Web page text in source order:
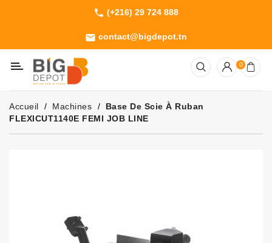
phone (+216) 29 724 888
email contact@bigdepot.tn
Machines
Outillage
Jardinage
Consommables
0
Accueil Machines
Base De Scie À Ruban
FLEXICUT1140E FEMI JOB LINE